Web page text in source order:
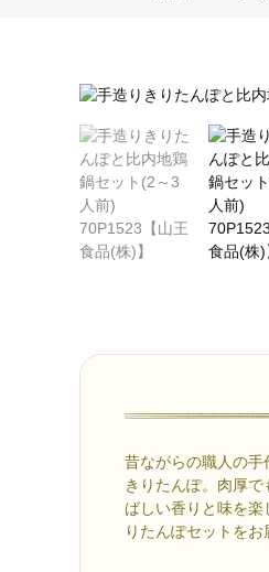
昔ながらの職人の手
きりたんぽ。肉厚
ばしい香りと味を
りたんぽセットをお